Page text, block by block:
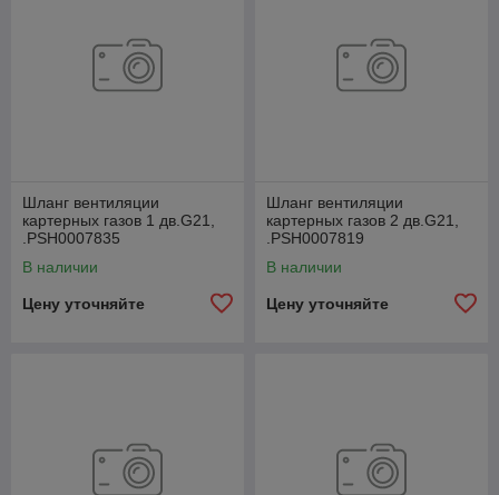
Шланг вентиляции
картерных газов 1 дв.G21,
.РSН0007835
В наличии
Цену уточняйте
Шланг вентиляции
картерных газов 2 дв.G21,
.РSН0007819
В наличии
Цену уточняйте